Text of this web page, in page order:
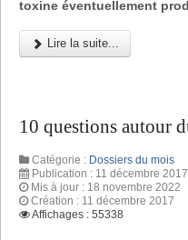
toxine éventuellement
Lire la suite...
10 questions autour
Catégorie : Dossiers du mois
Publication : 11 décembre 2017
Mis à jour : 18 novembre 2022
Création : 11 décembre 2017
Affichages : 55338